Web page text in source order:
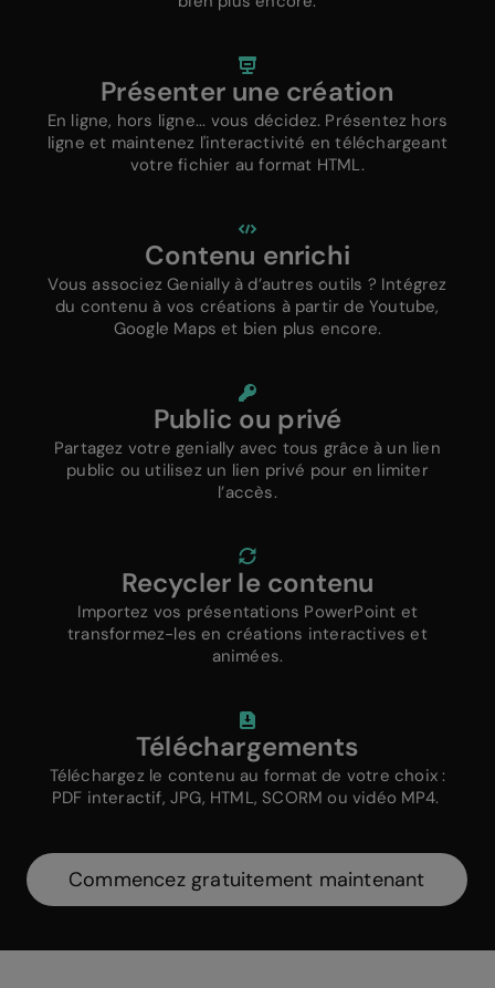
Présenter une création
En ligne, hors ligne... vous décidez. Présentez hors
ligne et maintenez l'interactivité en téléchargeant
votre fichier au format HTML.
Contenu enrichi
Vous associez Genially à d’autres outils ? Intégrez
du contenu à vos créations à partir de Youtube,
Google Maps et bien plus encore.
Public ou privé
Partagez votre genially avec tous grâce à un lien
public ou utilisez un lien privé pour en limiter
l’accès.
Recycler le contenu
Importez vos présentations PowerPoint et
transformez-les en créations interactives et
animées.
Téléchargements
Téléchargez le contenu au format de votre choix :
PDF interactif, JPG, HTML, SCORM ou vidéo MP4.
Commencez gratuitement maintenant